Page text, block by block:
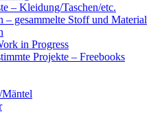
– Kleidung/Taschen/etc.
– gesammelte Stoff und Material
in Progress
Projekte – Freebooks
Mäntel